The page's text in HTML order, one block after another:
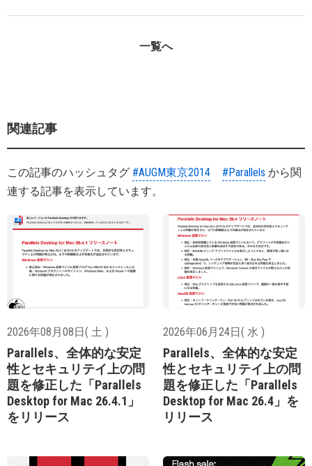
一覧へ
関連記事
この記事のハッシュタグ #AUGM東京2014 #Parallels から関
連する記事を表示しています。
2026年08月08日( 土 )
Parallels、全体的な安定
性とセキュリテイ上の問
題を修正した「Parallels
Desktop for Mac 26.4.1」
をリリース
2026年06月24日( 水 )
Parallels、全体的な安定
性とセキュリテイ上の問
題を修正した「Parallels
Desktop for Mac 26.4」を
リリース